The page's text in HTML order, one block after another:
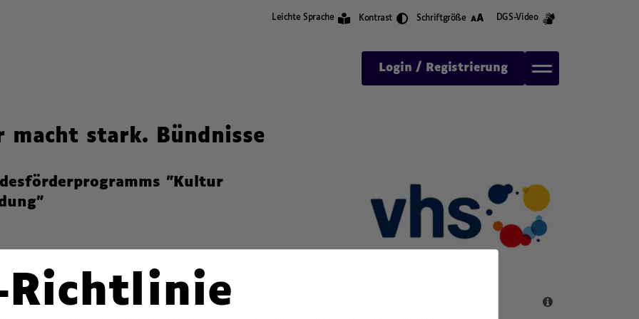
Richtlinie
Leichte Sprache Kontrast Schriftgröße AA DGS-Video
Login / Registrierung ,
,
macht stark. Bündnisse
"Kultur
des Deutschen Volkshochschul-Verbandes.
durch in der Regel ganztägige